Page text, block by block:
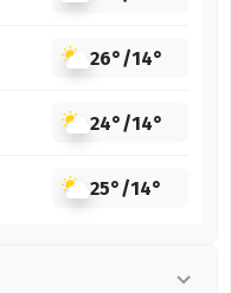
26°/14°
24°/14°
25°/14°